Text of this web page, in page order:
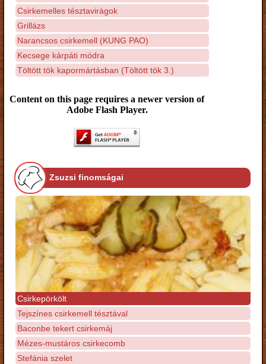
Csirkemelles tésztavirágok
Grillázs
Narancsos csirkemell (KUNG PAO)
Kecsege kárpáti módra
Töltött tök kapormártásban (Töltött tök 3.)
Content on this page requires a newer version of
Adobe Flash Player.
Zsuzsi finomságai
Csirkepörkölt
Tejszínes csirkemell tésztával
Baconbe tekert csirkemáj
Mézes-mustáros csirkecomb
Stefánia szelet